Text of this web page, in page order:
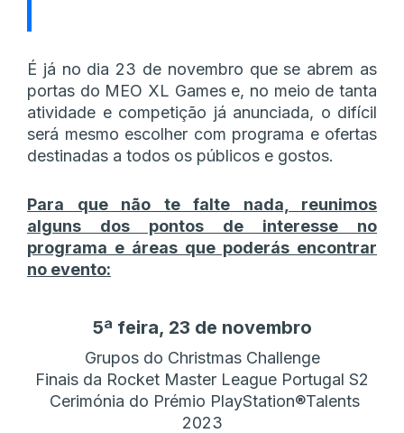
É já no dia 23 de novembro que se abrem as
portas do MEO XL Games e, no meio de tanta
atividade e competição já anunciada, o difícil
será mesmo escolher com programa e ofertas
destinadas a todos os públicos e gostos.
Para que não te falte nada, reunimos
alguns dos pontos de interesse no
programa e áreas que poderás encontrar
no evento:
5ª feira, 23 de novembro
Grupos do Christmas Challenge
Finais da Rocket Master League Portugal S2
Cerimónia do Prémio PlayStation®Talents
2023